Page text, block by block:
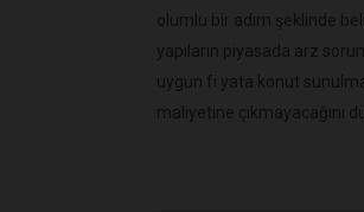
olumlu bir adım şeklinde
yapıların piyasada arz
uygun fi yata konut
maliyetine çıkmayacağını